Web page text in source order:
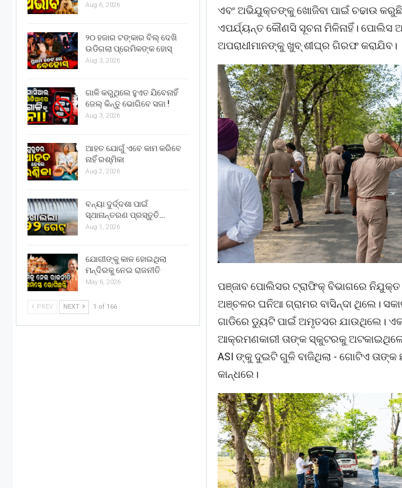
ଏବଂ ଅଭିଯୁକ୍ତଙ୍କୁ ଖୋଜିବା ପାଇଁ ଚଢାଉ
ଏପର୍ଯ୍ୟନ୍ତ କୌଣସି ସୂଚନା ମିଳିନାହିଁ। ପୋଲିସ
ଅପରାଧୀମାନଙ୍କୁ ଖୁବ୍ ଶୀଘ୍ର ଗିରଫ କରାଯିବ।
ପଞ୍ଜାବ ପୋଲିସର ଟ୍ରାଫିକ୍ ବିଭାଗରେ ନିଯୁକ୍ତ
ଅଞ୍ଚଳର ଘନିଆ ଗ୍ରାମର ବାସିନ୍ଦା ଥିଲେ।
ଗାଡିରେ ଡ୍ୟୁଟି ପାଇଁ ଅମୃତସର ଯାଉଥିଲେ।
ଆକ୍ରମଣକାରୀ ତାଙ୍କ ସ୍କୁଟରକୁ
ASI ଙ୍କୁ ଦୁଇଟି ଗୁଳି ବାଜିଥିଲା ​​- ଗୋଟିଏ ତାଙ୍କ
କାନ୍ଧରେ।
Aug 6, 2026
୨୦ ହଜାର ଟଙ୍କାର ବିଲ୍ ଦେଖି
ଉଡିଗଲା ପ୍ରେମିକଙ୍କ ହୋସ୍
Aug 3, 2026
ଗାଳି କରୁଥିଲେ ହୁଏତ ଯିବେନାହିଁ
ଜେଲ୍ କିନ୍ତୁ ଭୋଗିବେ ସଜା !
Aug 3, 2026
ଆହତ ଯୋଗୁଁ ଏବେ କାମ କରିବେ
ନାହିଁ ରଶ୍ମିକା
Aug 2, 2026
ବନ୍ୟା ଦୁର୍ଦ୍ଦଶା ପାଇଁ
ସ୍ଥାନାନ୍ତରଣ ପ୍ରସ୍ତୁତି…
Aug 1, 2026
ଯୋଗୀଙ୍କୁ କାଳ ହୋଇଥିଲା
ମନ୍ଦିରକୁ ନେଇ ରାଜନୀତି
May 6, 2026
PREV NEXT 1 of 166